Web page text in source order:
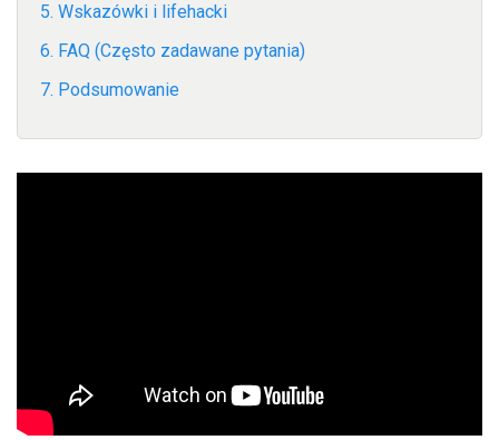
5. Wskazówki i lifehacki
6. FAQ (Często zadawane pytania)
7. Podsumowanie